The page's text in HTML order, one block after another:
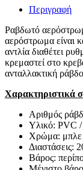
Περιγραφή
Ραβδωτό
αερόστρωμα είναι
αντλία διαθέτει
κρεμαστεί στο
ανταλλακτική
Χαρακτηριστικά
Αριθμός
Υλικό: PVC
Χρώμα: μπλε
Διαστάσεις:
Βάρος: